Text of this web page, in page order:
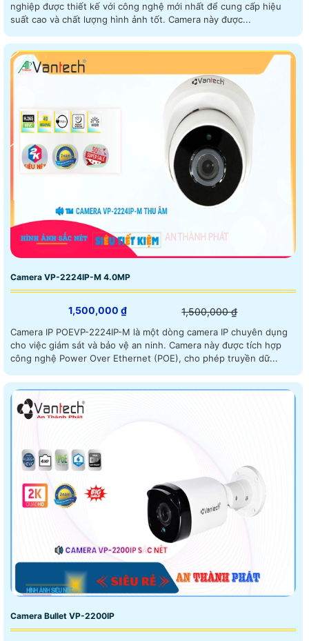
nghiệp được thiết kế với công nghệ mới nhất để cung cấp hiệu
suất cao và chất lượng hình ảnh tốt. Camera này được...
Camera VP-2224IP-M 4.0MP
1,500,000 ₫ 1,500,000 ₫
Camera IP POEVP-2224IP-M là một dòng camera IP chuyên dụng
cho việc giám sát và bảo vệ an ninh. Camera này được tích hợp
công nghệ Power Over Ethernet (POE), cho phép truyền dữ...
Camera Bullet VP-2200IP